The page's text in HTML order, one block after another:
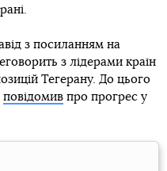
з посиланням на
з лідерами країн
Тегерану. До цього
повідомив про прогрес у